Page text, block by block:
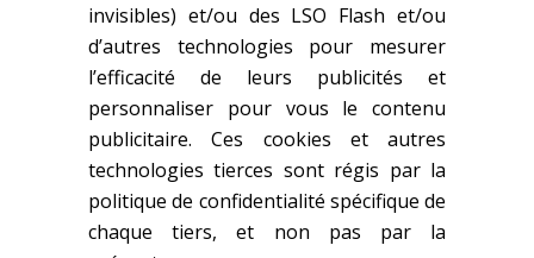
invisibles) et/ou des LSO Flash et/ou
d’autres technologies pour mesurer
l’efficacité de leurs publicités et
personnaliser pour vous le contenu
publicitaire. Ces cookies et autres
technologies tierces sont régis par la
politique de confidentialité spécifique de
chaque tiers, et non pas par la